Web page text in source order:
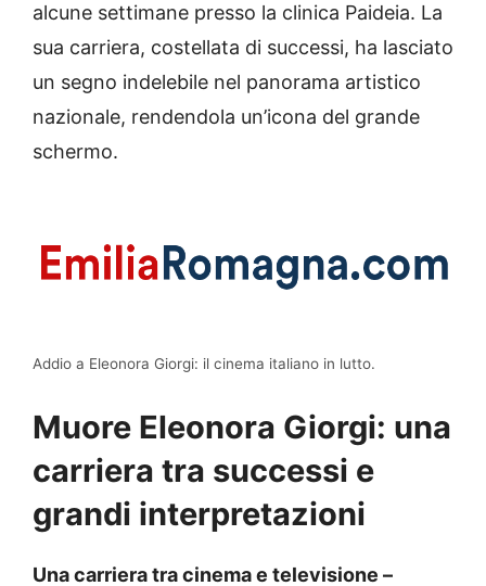
alcune settimane presso la clinica Paideia. La
sua carriera, costellata di successi, ha lasciato
un segno indelebile nel panorama artistico
nazionale, rendendola un’icona del grande
schermo.
Addio a Eleonora Giorgi: il cinema italiano in lutto.
Muore Eleonora Giorgi: una
carriera tra successi e
grandi interpretazioni
Una carriera tra cinema e televisione –